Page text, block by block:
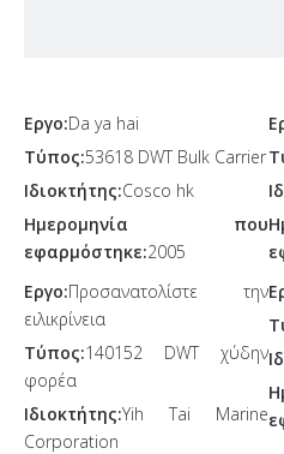
Εργο:Da ya hai
Τύπος:53618 DWT Bulk Carrier
Ιδιοκτήτης:Cosco hk
Ημερομηνία που
εφαρμόστηκε:2005
Εργο:Προσανατολίστε την
ειλικρίνεια
Τύπος:140152 DWT χύδην
φορέα
Ιδιοκτήτης:Yih Tai Marine
Corporation